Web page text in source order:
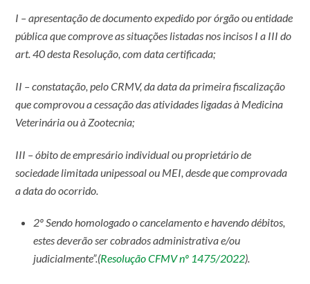
I – apresentação de documento expedido por órgão ou entidade
pública que comprove as situações listadas nos incisos I a III do
art. 40 desta Resolução, com data certificada;
II – constatação, pelo CRMV, da data da primeira fiscalização
que comprovou a cessação das atividades ligadas à Medicina
Veterinária ou à Zootecnia;
III – óbito de empresário individual ou proprietário de
sociedade limitada unipessoal ou MEI, desde que comprovada
a data do ocorrido.
2º Sendo homologado o cancelamento e havendo débitos,
estes deverão ser cobrados administrativa e/ou
judicialmente”.(Resolução CFMV nº 1475/2022).